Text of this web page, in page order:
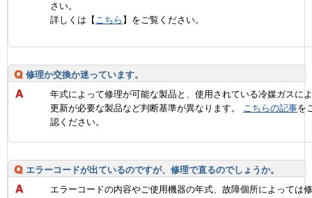
さい。
詳しくは【 こちら 】をご覧ください。
修理か交換か迷っています。
年式によって修理が可能な製品と、使用されている冷媒ガスに
更新が必要な製品など判断基準が異なります。 こちらの記事を
認ください。
エラーコードが出ているのですが、修理で直るのでしょうか。
エラーコードの内容やご使用機器の年式、故障個所によっては